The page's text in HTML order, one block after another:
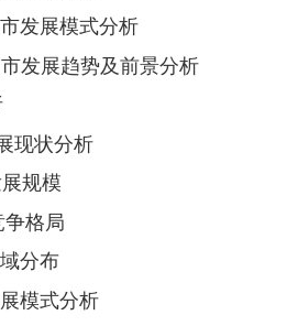
发展模式分析
发展趋势及前景分析
现状分析
规模
争格局
分布
模式分析